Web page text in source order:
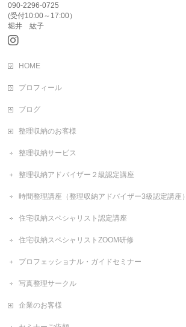
090-2296-0725
(受付10:00～17:00）
堀井 紘子
HOME
プロフィール
ブログ
整理収納のお客様
整理収納サービス
整理収納アドバイザー２級認定講座
時間整理講座（整理収納アドバイザー3級認定講座）
住宅収納スペシャリスト認定講座
住宅収納スペシャリストZOOM研修
プロフェッショナル・ガイドセミナー
写真整理サークル
企業のお客様